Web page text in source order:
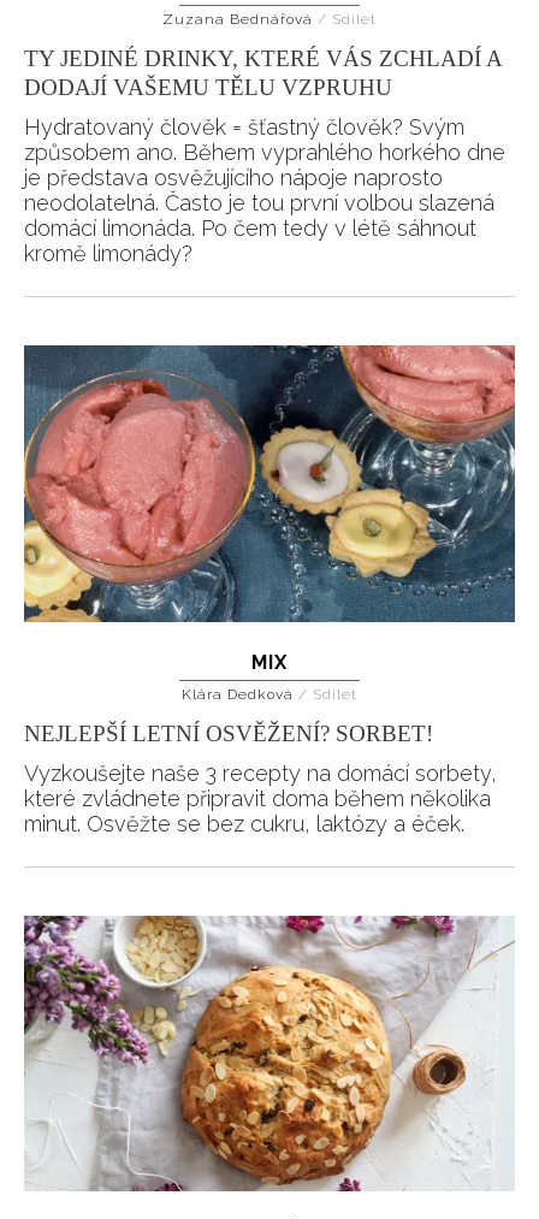
Zuzana Bednářová / Sdílet
TY JEDINÉ DRINKY, KTERÉ VÁS ZCHLADÍ A
DODAJÍ VAŠEMU TĚLU VZPRUHU
Hydratovaný člověk = šťastný člověk? Svým
způsobem ano. Během vyprahlého horkého dne
je představa osvěžujícího nápoje naprosto
neodolatelná. Často je tou první volbou slazená
domácí limonáda. Po čem tedy v létě sáhnout
kromě limonády?
MIX
Klára Dedková / Sdílet
NEJLEPŠÍ LETNÍ OSVĚŽENÍ? SORBET!
Vyzkoušejte naše 3 recepty na domácí sorbety,
které zvládnete připravit doma během několika
minut. Osvěžte se bez cukru, laktózy a éček.